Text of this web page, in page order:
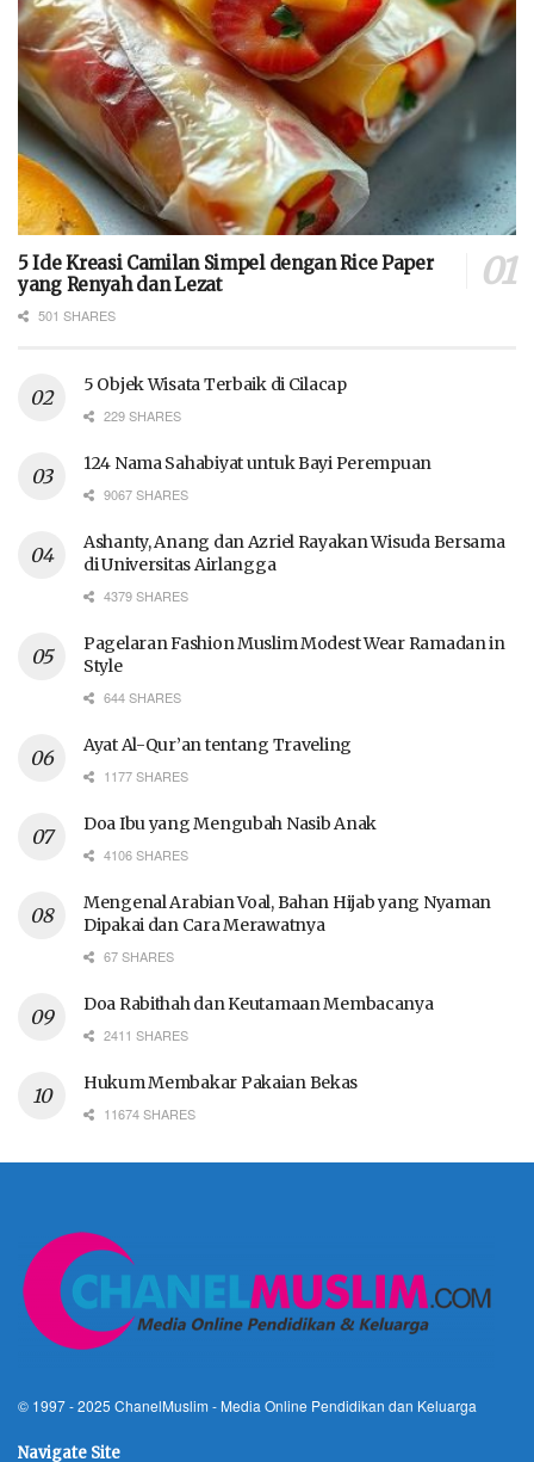
5 Ide Kreasi Camilan Simpel dengan Rice Paper
yang Renyah dan Lezat
501 SHARES
5 Objek Wisata Terbaik di Cilacap
229 SHARES
124 Nama Sahabiyat untuk Bayi Perempuan
9067 SHARES
Ashanty, Anang dan Azriel Rayakan Wisuda Bersama
di Universitas Airlangga
4379 SHARES
Pagelaran Fashion Muslim Modest Wear Ramadan in
Style
644 SHARES
Ayat Al-Qur’an tentang Traveling
1177 SHARES
Doa Ibu yang Mengubah Nasib Anak
4106 SHARES
Mengenal Arabian Voal, Bahan Hijab yang Nyaman
Dipakai dan Cara Merawatnya
67 SHARES
Doa Rabithah dan Keutamaan Membacanya
2411 SHARES
Hukum Membakar Pakaian Bekas
11674 SHARES
© 1997 - 2025 ChanelMuslim - Media Online Pendidikan dan Keluarga
Navigate Site